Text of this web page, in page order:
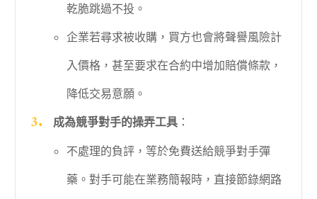
乾脆跳過不投。
企業若尋求被收購，買方也會將聲譽風險計
入價格，甚至要求在合約中增加賠償條款，
降低交易意願。
成為競爭對手的操弄工具：
不處理的負評，等於免費送給競爭對手彈
藥。對手可能在業務簡報時，直接節錄網路